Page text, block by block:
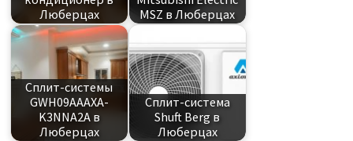
Люберцах
MSZ в Люберцах
Сплит-системы
GWH09AAAXA-
K3NNA2A в
Люберцах
Сплит-система
Shuft Berg в
Люберцах